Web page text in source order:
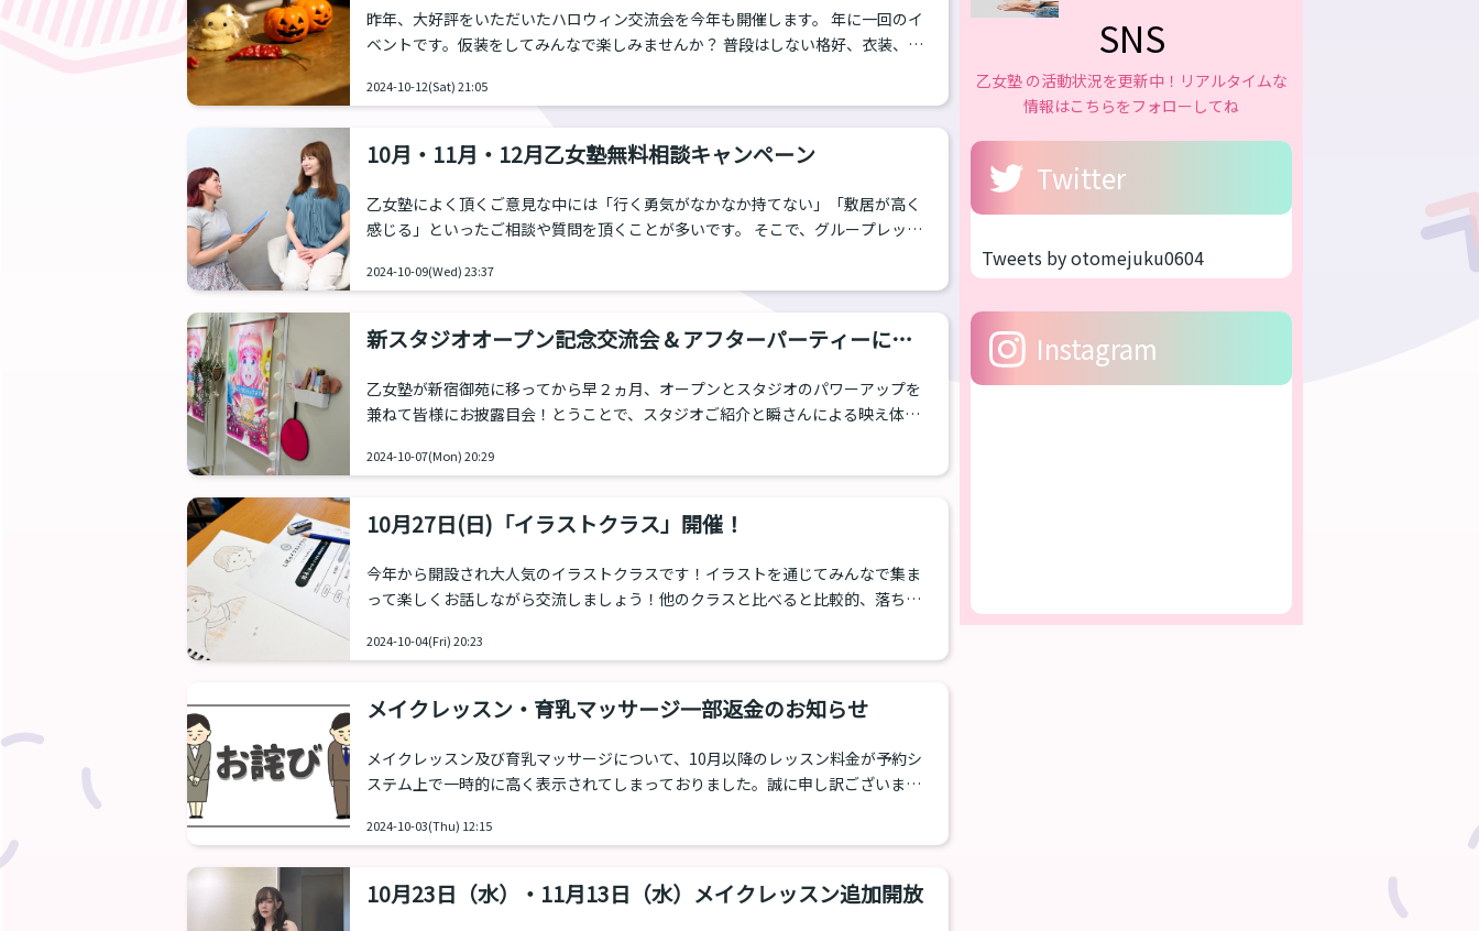
昨年、大好評をいただいたハロウィン交流会を今年も開催します。 年に一回のイ
ベントです。仮装をしてみんなで楽しみませんか？ 普段はしない格好、衣装、コ
要 日時：2024年10月31日（木） 18時50分開場 19時スタート～21時終了 会
場が昨年の新宿ダイアログとは異なります。お気を付けください。 参加スタッ
フ...
2024-10-12(Sat) 21:05
10月・11月・12月乙女塾無料相談キャンペーン
乙女塾によく頂くご意見な中には「行く勇気がなかなか持てない」「敷居が高く
感じる」といったご相談や質問を頂くことが多いです。 そこで、グループレッス
と顔を合わせたくない、アウティングへの懸念からマンツーマンを望まれる方も
す！一部のメンバーがあなたのお悩みの無料相談を受けますよ。 乙女塾無料相談
キャンペーン 期間：10月13日より12月31日まで...
2024-10-09(Wed) 23:37
新スタジオオープン記念交流会 & アフターパーティーに行
乙女塾が新宿御苑に移ってから早２ヵ月、オープンとスタジオのパワーアップを
兼ねて皆様にお披露目会！とうことで、スタジオご紹介と瞬さんによる映え体験
れた方たちの自己紹介タイムがはじまり交流会スタートです。なかには乙女塾1年
人同士が仲良くなるミニゲームが始まりました。今回は二人一組になって共通点
を探す共通点探しゲーム。お題を言って、二人同時にお題で...
2024-10-07(Mon) 20:29
10月27日(日)「イラストクラス」開催！
今年から開設され大人気のイラストクラスです！イラストを通じてみんなで集ま
って楽しくお話しながら交流しましょう！他のクラスと比べると比較的、落ち着
概要 乙女塾のビジュアルイラストを手がけているLIEが、皆さんへイラストの描き
いきましょう！初心者の方も大歓迎です。 日にち 10月27日（日...
2024-10-04(Fri) 20:23
メイクレッスン・育乳マッサージ一部返金のお知らせ
メイクレッスン及び育乳マッサージについて、10月以降のレッスン料金が予約シ
ステム上で一時的に高く表示されてしまっておりました。誠に申し訳ございませ
分） 14,850円⇛13,760円（税込） 育乳マッサージおよびメイクレッスン（120
しましては、レッスン当日に差額を現金にてご返金させていただきます。今後こ
のようなことが起きない...
2024-10-03(Thu) 12:15
10月23日（水）・11月13日（水）メイクレッスン追加開放
SNS
乙女塾 の活動状況を更新中！リアルタイムな
情報はこちらをフォローしてね
Twitter
Tweets by otomejuku0604
Instagram